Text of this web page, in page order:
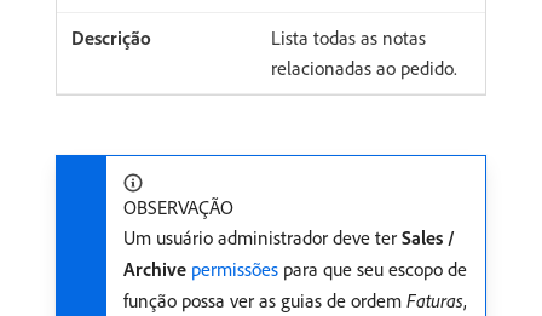
Lista todas as notas
relacionadas ao pedido.
OBSERVAÇÃO
Um usuário administrador deve ter Sales /
Archive permissões para que seu escopo de
função possa ver as guias de ordem Faturas,